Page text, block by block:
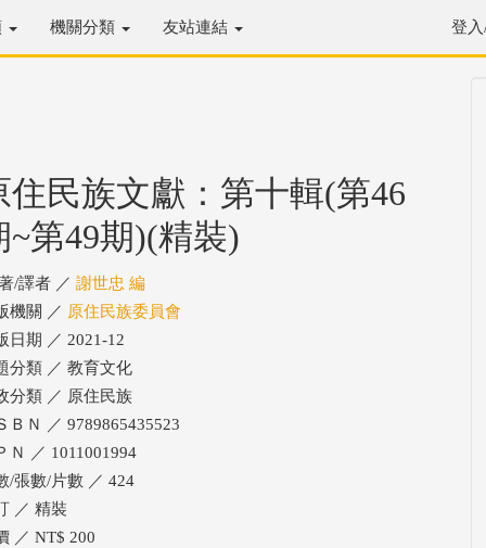
機關分類 友站連結 登
住民族文獻：第十輯(第46
~第49期)(精裝)
/譯者 ／ 謝世忠 編
機關 ／ 原住民族委員會
日期 ／ 2021-12
分類 ／ 教育文化
分類 ／ 原住民族
ＢＮ ／ 9789865435523
Ｎ ／ 1011001994
/張數/片數 ／ 424
／ 精裝
／ NT$ 200